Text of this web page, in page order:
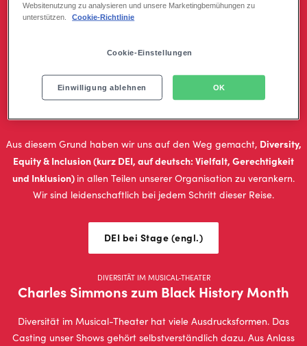
Diversity, Equity & Inclusion
sich an alle Menschen gleichermaßen richten - egal wer sie sind
oder woher sie kommen. Deshalb wollen wir sicherstellen, dass
unser Unternehmen vielfältig, sicher und integrativ ist und wir
Aus diesem Grund haben wir uns auf den Weg gemacht, Diversity,
Equity & Inclusion (kurz DEI, auf deutsch: Vielfalt, Gerechtigkeit
und Inklusion) in allen Teilen unserer Organisation zu verankern.
Wir sind leidenschaftlich bei jedem Schritt dieser Reise.
DEI bei Stage (engl.)
DIVERSITÄT IM MUSICAL-THEATER
Charles Simmons zum Black History Month
Diversität im Musical-Theater hat viele Ausdrucksformen. Das
Casting unser Shows gehört selbstverständlich dazu. Aus Anlass
Websitenutzung zu analysieren und unsere Marketingbemühungen zu
unterstützen.
Cookie-Richtlinie
Cookie-Einstellungen
Einwilligung ablehnen OK